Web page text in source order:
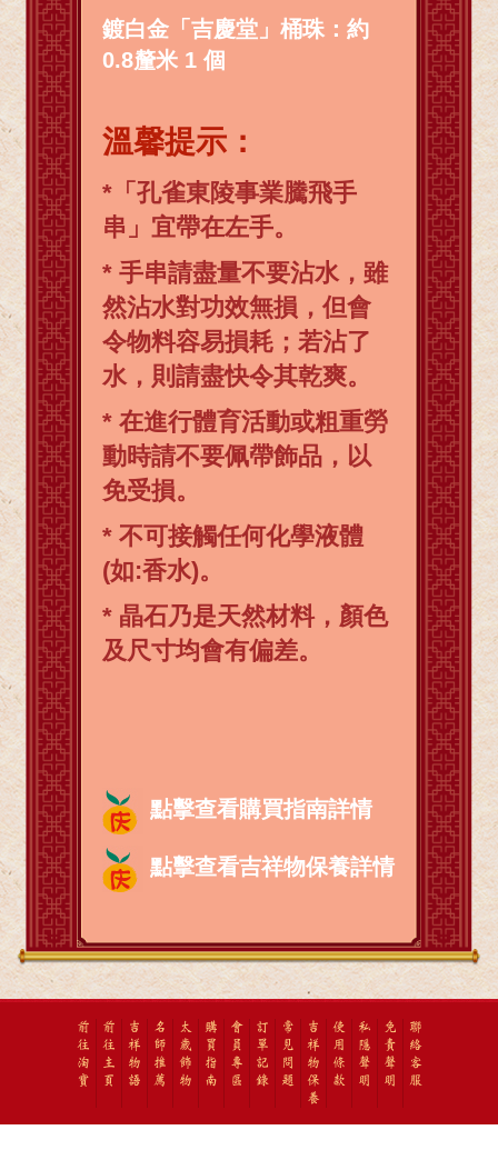
鍍白金「吉慶堂」桶珠：約
0.8釐米 1 個
溫馨提示：
*「孔雀東陵事業騰飛手
串」宜帶在左手。
* 手串請盡量不要沾水，雖
然沾水對功效無損，但會
令物料容易損耗；若沾了
水，則請盡快令其乾爽。
* 在進行體育活動或粗重勞
動時請不要佩帶飾品，以
免受損。
* 不可接觸任何化學液體
(如:香水)。
* 晶石乃是天然材料，顏色
及尺寸均會有偏差。
點擊查看購買指南詳情
點擊查看吉祥物保養詳情
前
往
淘
寶
前
往
主
頁
吉
祥
物
語
名
師
推
薦
太
歲
飾
物
購
買
指
南
會
員
專
區
訂
單
記
錄
常
見
問
題
吉
祥
物
保
養
使
用
條
款
私
隱
聲
明
免
責
聲
明
聯
絡
客
服